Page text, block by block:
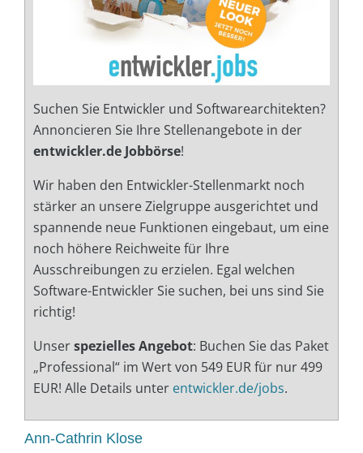
Suchen Sie Entwickler und Softwarearchitekten?
Annoncieren Sie Ihre Stellenangebote in der
entwickler.de Jobbörse!
Wir haben den Entwickler-Stellenmarkt noch
stärker an unsere Zielgruppe ausgerichtet und
spannende neue Funktionen eingebaut, um eine
noch höhere Reichweite für Ihre
Ausschreibungen zu erzielen. Egal welchen
Software-Entwickler Sie suchen, bei uns sind Sie
richtig!
Unserspezielles Angebot: Buchen Sie das Paket
„Professional“ im Wert von 549 EUR für nur 499
EUR! Alle Details unter entwickler.de/jobs.
Ann-Cathrin Klose